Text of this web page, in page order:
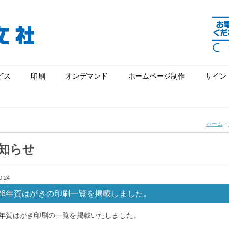
ス 印刷 オンデマンド ホームページ制作 サイン
ホーム
らせ
年賀はがきの印刷一覧を掲載しました。
賀はがき印刷の一覧を掲載いたしました。